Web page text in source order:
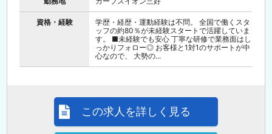
資格・経験
学歴・経歴・運動経験は不問。 全国で働くスタ
ッフの約80％が未経験スタートで活躍していま
す。 ■未経験でも安心 丁寧な研修で業務面はし
っかりフォロー◎ お客様と1対1のサポートが中
心なので、 大勢の...
この求人を詳しく見る